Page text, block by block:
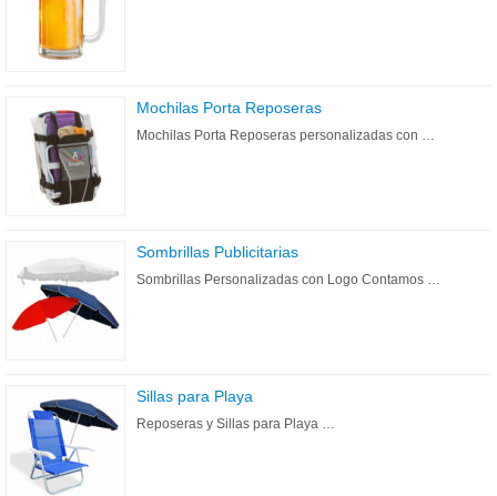
Mochilas Porta Reposeras
Mochilas Porta Reposeras personalizadas con …
Sombrillas Publicitarias
Sombrillas Personalizadas con Logo Contamos …
Sillas para Playa
Reposeras y Sillas para Playa …